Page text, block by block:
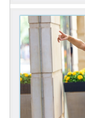
juegos para niños
mesas de agua.
Las
hacer en
la ciudad